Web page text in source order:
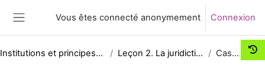
Vous êtes connecté anonymement Connexion
Institutions et principes fondamentaux du procès civil Leçon 2. La juridiction : l'organisation judiciaire Cas pratique 3